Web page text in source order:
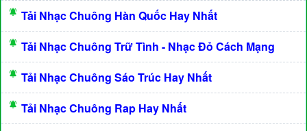
Tải Nhạc Chuông Hàn Quốc Hay Nhất
Tải Nhạc Chuông Trữ Tình - Nhạc Đỏ Cách Mạng
Tải Nhạc Chuông Sáo Trúc Hay Nhất
Tải Nhạc Chuông Rap Hay Nhất